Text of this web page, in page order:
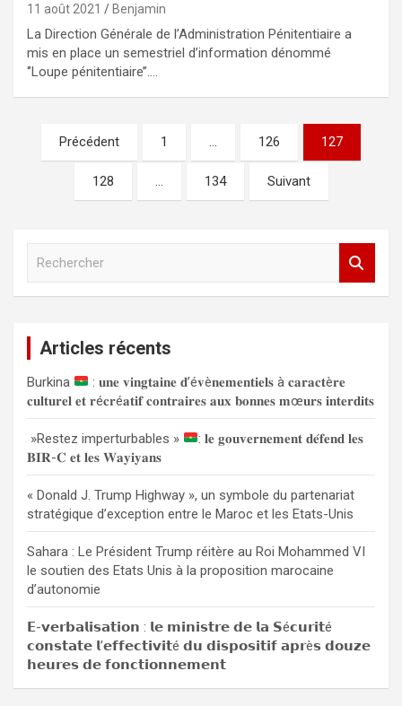
11 août 2021 Benjamin
La Direction Générale de l’Administration Pénitentiaire a
mis en place un semestriel d’information dénommé
‘’Loupe pénitentiaire’’.…
Navigation
des
articles
Précédent 1 … 126 127
128 … 134 Suivant
c
h
e
r
Articles récents
Burkina
: 𝐮𝐧𝐞 𝐯𝐢𝐧𝐠𝐭𝐚𝐢𝐧𝐞 𝐝’é𝐯è𝐧𝐞𝐦𝐞𝐧𝐭𝐢𝐞𝐥𝐬 à 𝐜𝐚𝐫𝐚𝐜𝐭è𝐫𝐞
𝐜𝐮𝐥𝐭𝐮𝐫𝐞𝐥 𝐞𝐭 𝐫é𝐜𝐫é𝐚𝐭𝐢𝐟 𝐜𝐨𝐧𝐭𝐫𝐚𝐢𝐫𝐞𝐬 𝐚𝐮𝐱 𝐛𝐨𝐧𝐧𝐞𝐬 𝐦œ𝐮𝐫𝐬 𝐢𝐧𝐭𝐞𝐫𝐝𝐢𝐭𝐬
»Restez imperturbables »
: 𝐥𝐞 𝐠𝐨𝐮𝐯𝐞𝐫𝐧𝐞𝐦𝐞𝐧𝐭 𝐝𝐞́𝐟𝐞𝐧𝐝 𝐥𝐞𝐬
𝐁𝐈𝐑-𝐂 𝐞𝐭 𝐥𝐞𝐬 𝐖𝐚𝐲𝐢𝐲𝐚𝐧𝐬
« Donald J. Trump Highway », un symbole du partenariat
stratégique d’exception entre le Maroc et les Etats-Unis
Sahara : Le Président Trump réitère au Roi Mohammed VI
le soutien des Etats Unis à la proposition marocaine
d’autonomie
𝗘-𝘃𝗲𝗿𝗯𝗮𝗹𝗶𝘀𝗮𝘁𝗶𝗼𝗻 : 𝗹𝗲 𝗺𝗶𝗻𝗶𝘀𝘁𝗿𝗲 𝗱𝗲 𝗹𝗮 𝗦é𝗰𝘂𝗿𝗶𝘁é
𝗰𝗼𝗻𝘀𝘁𝗮𝘁𝗲 𝗹’𝗲𝗳𝗳𝗲𝗰𝘁𝗶𝘃𝗶𝘁é 𝗱𝘂 𝗱𝗶𝘀𝗽𝗼𝘀𝗶𝘁𝗶𝗳 𝗮𝗽𝗿è𝘀 𝗱𝗼𝘂𝘇𝗲
𝗵𝗲𝘂𝗿𝗲𝘀 𝗱𝗲 𝗳𝗼𝗻𝗰𝘁𝗶𝗼𝗻𝗻𝗲𝗺𝗲𝗻𝘁